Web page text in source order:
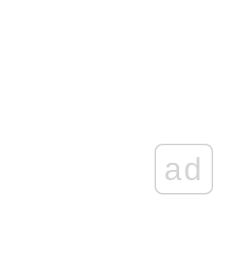
ad